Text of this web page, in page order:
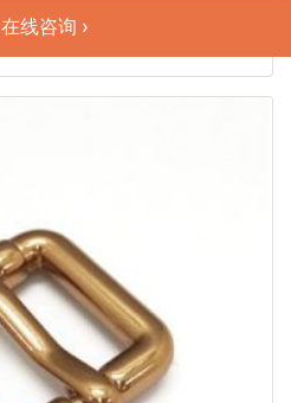
在线咨询 ›